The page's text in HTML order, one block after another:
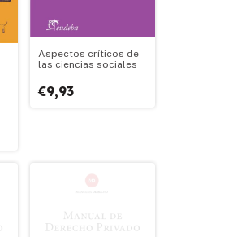
Aspectos críticos de
las ciencias sociales
€9,93